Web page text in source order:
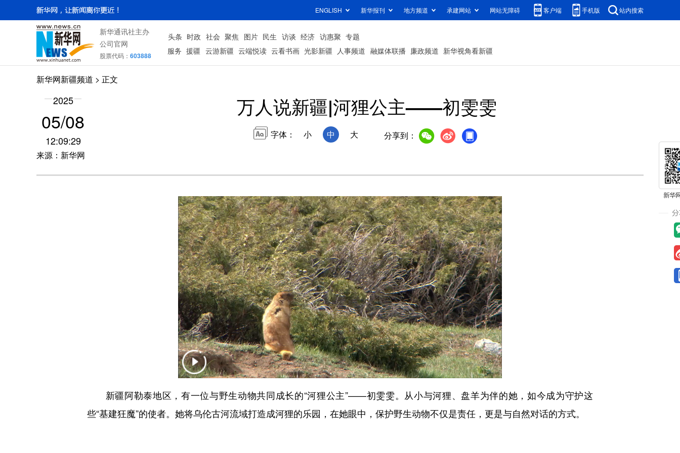
ENGLISH 新华报刊 地方频道 承建网站 网站无障碍 客户端 手机版 站内搜索
新华通讯社主办
公司官网
股票代码： 603888
头条 时政 社会 聚焦 图片 民生 访谈 经济 访惠聚 专题
服务 援疆 云游新疆 云端悦读 云看书画 光影新疆 人事频道 融媒体联播 廉政频道 新华视角看新疆
新华网新疆频道 > 正文
2025
05/08
12:09:29
来源：新华网
万人说新疆|河狸公主——初雯雯
字体： 小 中 大 分享到：
新疆阿勒泰地区，有一位与野生动物共同成长的“河狸公主”——初雯雯。从小与河狸、盘羊为伴的她，如今成为守护这
些“基建狂魔”的使者。她将乌伦古河流域打造成河狸的乐园，在她眼中，保护野生动物不仅是责任，更是与自然对话的方式。